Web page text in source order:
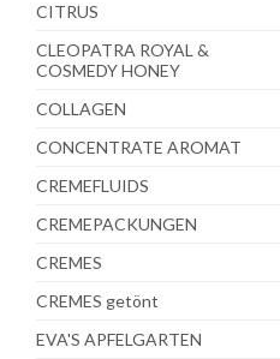
CITRUS
CLEOPATRA ROYAL &
COSMEDY HONEY
COLLAGEN
CONCENTRATE AROMAT
CREMEFLUIDS
CREMEPACKUNGEN
CREMES
CREMES getönt
EVA'S APFELGARTEN